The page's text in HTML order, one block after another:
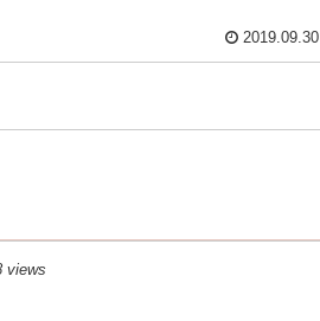
2019.09.30
views